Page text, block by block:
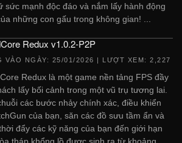
sức mạnh độc đáo và nắm lấy hành động
những con gấu trong không gian! ...
Redux v1.0.2-P2P
VÀO NGÀY: 25/01/2026 | LƯỢT XEM: 2,227
Redux là một game nền tảng FPS đầy
lấy bối cảnh trong một vũ trụ tương lai.
các bước nhảy chính xác, điều khiển
của bạn, săn các đồ sưu tầm ẩn và
đẩy các kỹ năng của bạn đến giới hạn
tháp khổng lồ được sinh ra từ khoảng